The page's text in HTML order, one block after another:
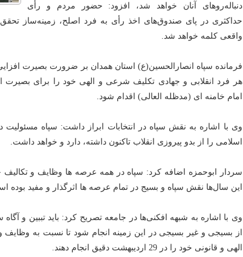
دنباله‌روهای آنان خواهد شد، افزود: حضور مردم و رأی
حداکثری در پای صندوق‌های اخذ رأی به فرد اصلح، زمینه‌ساز
واقعی کلمه خواهد شد.
فرمانده سپاه انصارالحسین(ع) استان همدان بر ضرورت بصیرت افزایی
هر فرد انقلابی و جهادی تکلیف شرعی و الهی خود را برای بصیرت
امام خامنه ای (مدظله العالی) اقدام شود.
وی با اشاره به نقش سپاه در انتخابات ابراز داشت: سپاه مسئولیت
اسلامی را از بدو پیروزی انقلاب تاکنون داشته، دارد و خواهد داشت.
سردار ابوحمزه اضافه کرد: سپاه در همه عرصه ها وظایف و تکالیف
این سال‌ها نقش سپاه و بسیج در تمام عرصه ها اثرگذار و مفید بوده
وی با اشاره به شبهه افکنی‌ها در جامعه تصریح کرد: باید تببین و
از بسیجی و غیر بسیجی در این زمینه انجام شود تا نسبت به وظایف
الهی و قانونی خود را در 29 اردیبهشت دقیق انجام دهند.